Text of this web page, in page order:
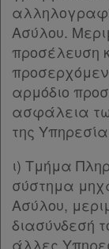
Ασύλου.
προσέλευση
αρμόδιο
ασφάλεια
της
ι) Τμήμα
σύστημα
Ασύλου,
διασύνδεσή
άλλες